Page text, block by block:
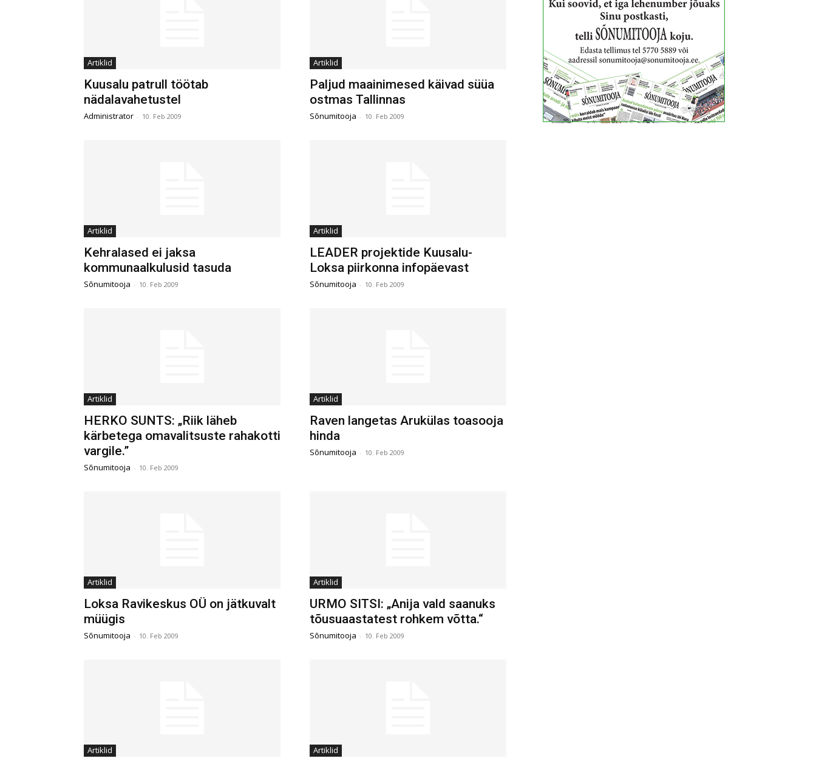
Artiklid
Kuusalu patrull töötab
nädalavahetustel
Administrator - 10. Feb 2009
Artiklid
Paljud maainimesed käivad süüa
ostmas Tallinnas
Sõnumitooja - 10. Feb 2009
Artiklid
Kehralased ei jaksa
kommunaalkulusid tasuda
Sõnumitooja - 10. Feb 2009
Artiklid
LEADER projektide Kuusalu-
Loksa piirkonna infopäevast
Sõnumitooja - 10. Feb 2009
Artiklid
HERKO SUNTS: „Riik läheb
kärbetega omavalitsuste rahakotti
vargile.”
Sõnumitooja - 10. Feb 2009
Artiklid
Raven langetas Arukülas toasooja
hinda
Sõnumitooja - 10. Feb 2009
Artiklid
Loksa Ravikeskus OÜ on jätkuvalt
müügis
Sõnumitooja - 10. Feb 2009
Artiklid
URMO SITSI: „Anija vald saanuks
tõusuaastatest rohkem võtta.“
Sõnumitooja - 10. Feb 2009
Artiklid Artiklid